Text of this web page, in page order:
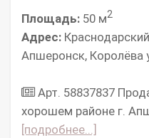
Площадь: 50 м2
Адрес:
Апшеронск, Королёва
Арт. 58837837
хорошем районе г.
[подробнее...]